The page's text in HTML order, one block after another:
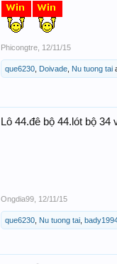
Phicongtre 12/11/15
que6230 Doivade Nu tuong tai
Lô 44.đê bộ 44.lót bộ 34
Ongdia99 12/11/15
que6230 Nu tuong tai